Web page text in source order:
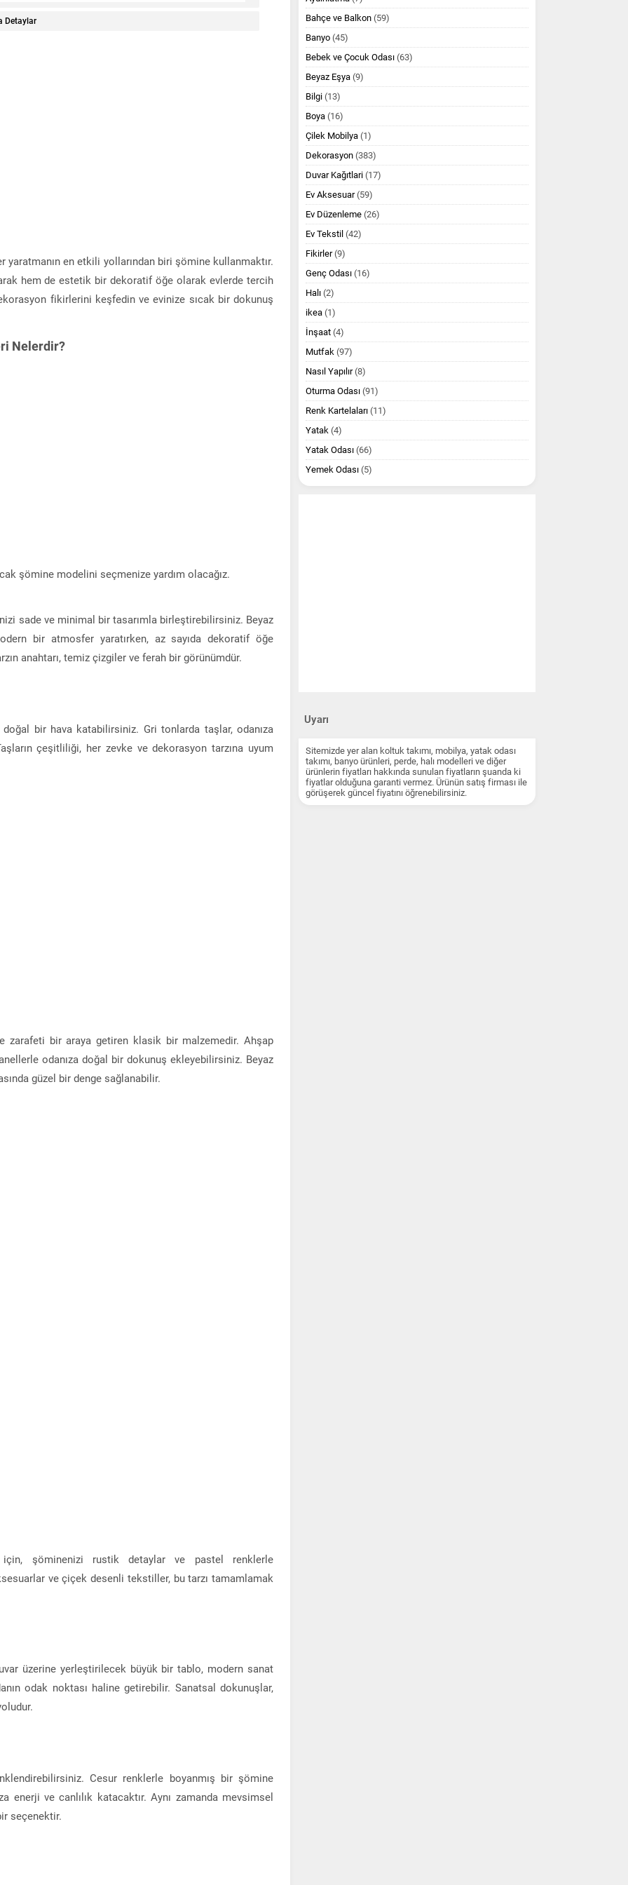
Detaylar
yaratmanın en etkili yollarından biri şömine kullanmaktır.
hem de estetik bir dekoratif öğe olarak evlerde tercih
fikirlerini keşfedin ve evinize sıcak bir dokunuş
Nelerdir?
şömine modelini seçmenize yardım olacağız.
sade ve minimal bir tasarımla birleştirebilirsiniz. Beyaz
bir atmosfer yaratırken, az sayıda dekoratif öğe
anahtarı, temiz çizgiler ve ferah bir görünümdür.
bir hava katabilirsiniz. Gri tonlarda taşlar, odanıza
çeşitliliği, her zevke ve dekorasyon tarzına uyum
zarafeti bir araya getiren klasik bir malzemedir. Ahşap
odanıza doğal bir dokunuş ekleyebilirsiniz. Beyaz
güzel bir denge sağlanabilir.
için, şöminenizi rustik detaylar ve pastel renklerle
ve çiçek desenli tekstiller, bu tarzı tamamlamak
üzerine yerleştirilecek büyük bir tablo, modern sanat
odak noktası haline getirebilir. Sanatsal dokunuşlar,
Cesur renklerle boyanmış bir şömine
enerji ve canlılık katacaktır. Aynı zamanda mevsimsel
seçenektir.
Bahçe ve Balkon (59)
Banyo (45)
Bebek ve Çocuk Odası (63)
Beyaz Eşya (9)
Bilgi (13)
Boya (16)
Çilek Mobilya (1)
Dekorasyon (383)
Duvar Kağıtlari (17)
Ev Aksesuar(59)
Ev Düzenleme (26)
Ev Tekstil (42)
Fikirler(9)
Genç Odası (16)
Halı (2)
ikea (1)
İnşaat (4)
Mutfak (97)
Nasıl Yapılır(8)
Oturma Odası (91)
Renk Kartelaları (11)
Yatak (4)
Yatak Odası (66)
Yemek Odası (5)
Uyarı
Sitemizde yer alan koltuk takımı, mobilya, yatak odası
takımı, banyo ürünleri, perde, halı modelleri ve diğer
ürünlerin fiyatları hakkında sunulan fiyatların şuanda ki
fiyatlar olduğuna garanti vermez. Ürünün satış firması ile
görüşerek güncel fiyatını öğrenebilirsiniz.